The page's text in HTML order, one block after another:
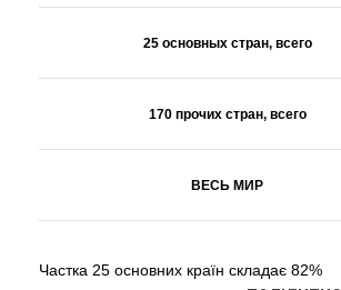
25 основных стран, всего
170 прочих стран, всего
ВЕСЬ МИР
Частка 25 основних країн складає 82%